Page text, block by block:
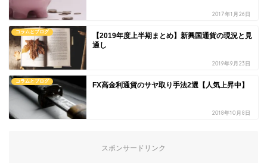
2017年1月26日
コラムとブログ
【2019年度上半期まとめ】新興国通貨の現況と見
通し
2019年9月23日
コラムとブログ FX高金利通貨のサヤ取り手法2選【人気上昇中】
2018年10月8日
スポンサードリンク